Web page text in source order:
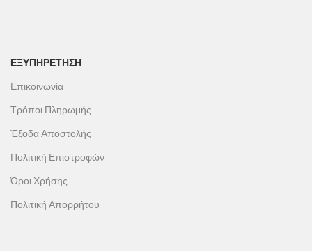
ΕΞΥΠΗΡΕΤΗΣΗ
Επικοινωνία
Τρόποι Πληρωμής
Έξοδα Αποστολής
Πολιτική Επιστροφών
Όροι Χρήσης
Πολιτική Απορρήτου